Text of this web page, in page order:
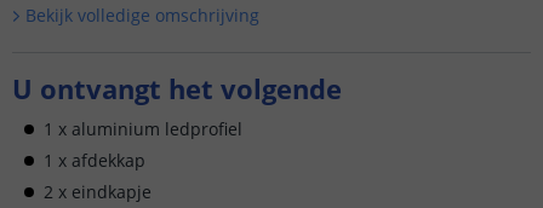
Bekijk volledige omschrijving
U ontvangt het volgende
1 x aluminium ledprofiel
1 x afdekkap
2 x eindkapje